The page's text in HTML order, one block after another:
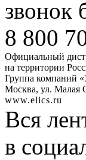
звонок
8 800
Официальный
на территории
Группа компаний
Москва, ул. Малая
www.elics.ru
Вся
в